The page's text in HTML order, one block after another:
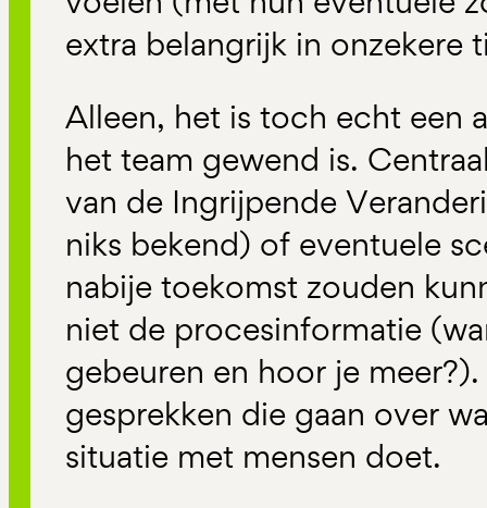
extra belangrijk in onzekere
Alleen, het is toch echt een
het team gewend is.
van de Ingrijpende
niks bekend) of eventuele
nabije toekomst zouden
niet de procesinformatie
gebeuren en hoor je
gesprekken die gaan over
situatie met mensen doet.